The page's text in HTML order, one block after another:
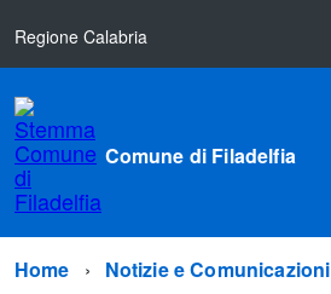
Regione Calabria
Comune di Filadelfia
Home Notizie e Comunicazioni